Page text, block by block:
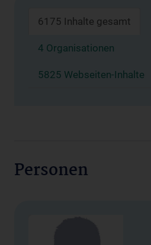
6175 Inhalte gesamt
4 Organisationen
5825 Webseiten-Inhalte
Personen